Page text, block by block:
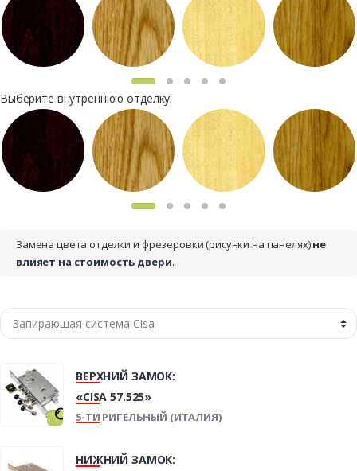
Выберите внутреннюю отделку:
Замена цвета отделки и фрезеровки (рисунки на панелях)не
влияет на стоимость двери.
ВЕРХНИЙ ЗАМОК:
«CISA 57.525»
5-ТИ РИГЕЛЬНЫЙ (ИТАЛИЯ)
НИЖНИЙ ЗАМОК: